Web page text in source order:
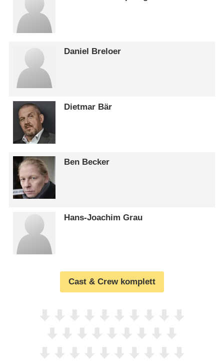
Daniel Breloer
Dietmar Bär
Ben Becker
Hans-Joachim Grau
Cast & Crew komplett